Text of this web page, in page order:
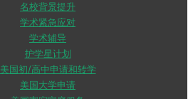
名校背景提升
学术紧急应对
学术辅导
护学星计划
美国初/高中申请和转学
美国大学申请